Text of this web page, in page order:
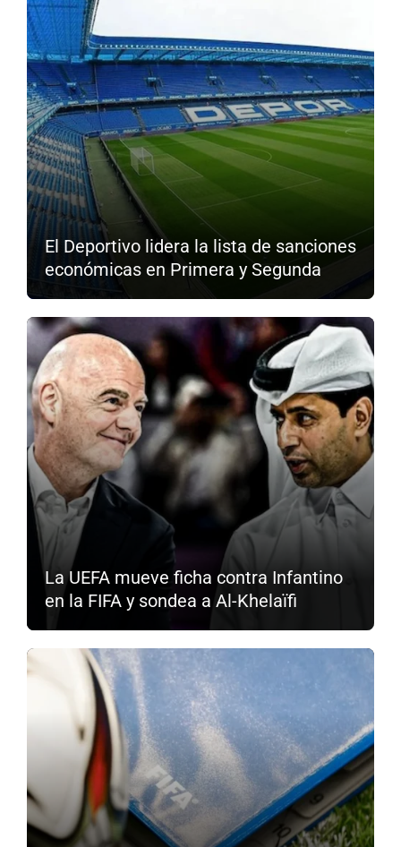
El Deportivo lidera la lista de sanciones
económicas en Primera y Segunda
La UEFA mueve ficha contra Infantino
en la FIFA y sondea a Al-Khelaïfi